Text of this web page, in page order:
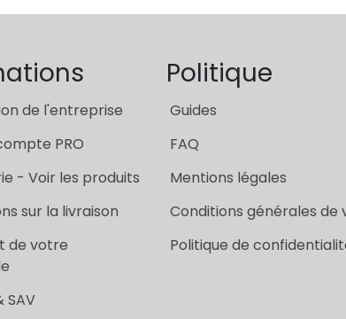
de l'entreprise
PRO
- Voir les produits
sur la livraison
de votre
SAV
Politique
Guides
FAQ
Mentions légales
Conditions générales de
Politique de